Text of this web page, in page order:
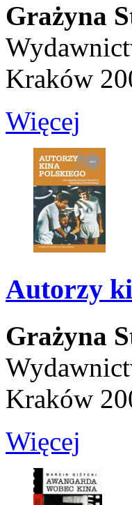
Grażyna
Kraków
Więcej
Autorzy
Grażyna
Kraków
Więcej